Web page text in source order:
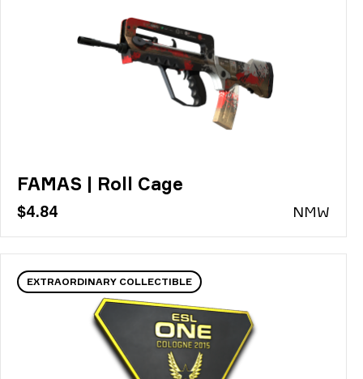
FAMAS | Roll Cage
$4.84 NMW
EXTRAORDINARY COLLECTIBLE